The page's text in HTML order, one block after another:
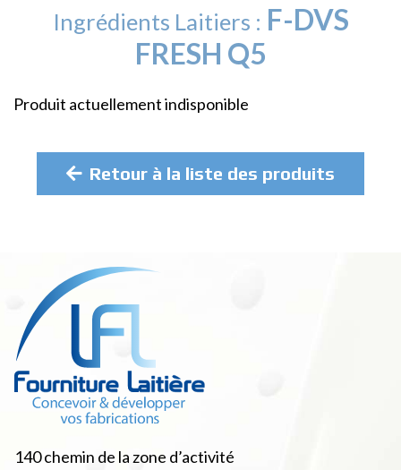
Ingrédients Laitiers : F-DVS
FRESH Q5
Produit actuellement indisponible
Retour à la liste des produits
140 chemin de la zone d’activité